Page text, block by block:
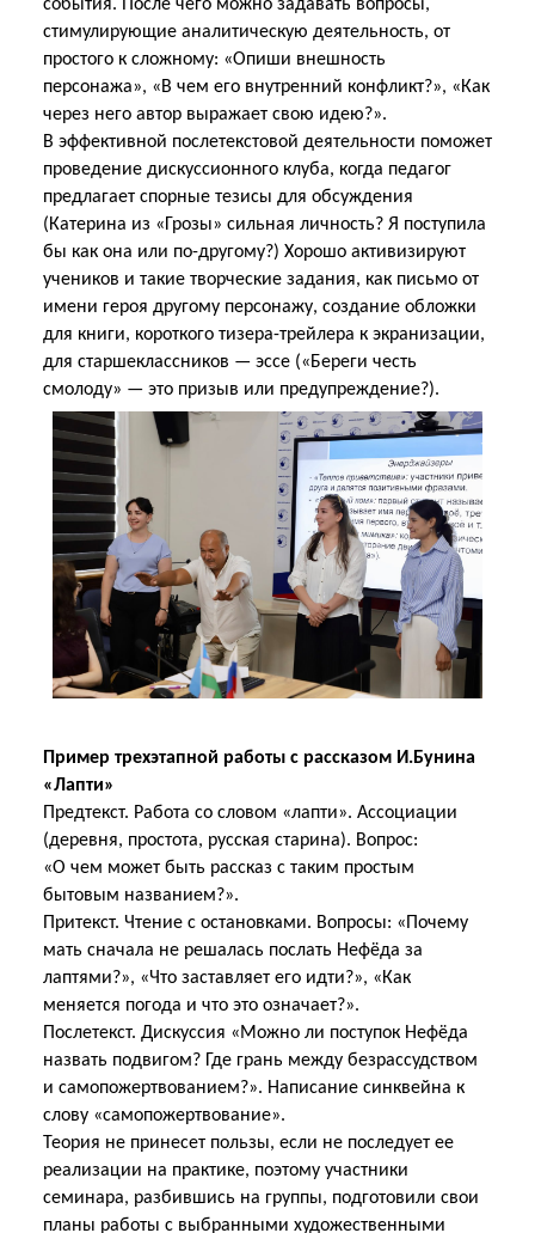
события. После чего можно задавать вопросы,
стимулирующие аналитическую деятельность, от
простого к сложному: «Опиши внешность
персонажа», «В чем его внутренний конфликт?», «Как
через него автор выражает свою идею?».
В эффективной послетекстовой деятельности поможет
проведение дискуссионного клуба, когда педагог
предлагает спорные тезисы для обсуждения
(Катерина из «Грозы» сильная личность? Я поступила
бы как она или по-другому?) Хорошо активизируют
учеников и такие творческие задания, как письмо от
имени героя другому персонажу, создание обложки
для книги, короткого тизера-трейлера к экранизации,
для старшеклассников — эссе («Береги честь
смолоду» — это призыв или предупреждение?).
Пример трехэтапной работы с рассказом И.Бунина
«Лапти»
Предтекст. Работа со словом «лапти». Ассоциации
(деревня, простота, русская старина). Вопрос:
«О чем может быть рассказ с таким простым
бытовым названием?».
Притекст. Чтение с остановками. Вопросы: «Почему
мать сначала не решалась послать Нефёда за
лаптями?», «Что заставляет его идти?», «Как
меняется погода и что это означает?».
Послетекст. Дискуссия «Можно ли поступок Нефёда
назвать подвигом? Где грань между безрассудством
и самопожертвованием?». Написание синквейна к
слову «самопожертвование».
Теория не принесет пользы, если не последует ее
реализации на практике, поэтому участники
семинара, разбившись на группы, подготовили свои
планы работы с выбранными художественными